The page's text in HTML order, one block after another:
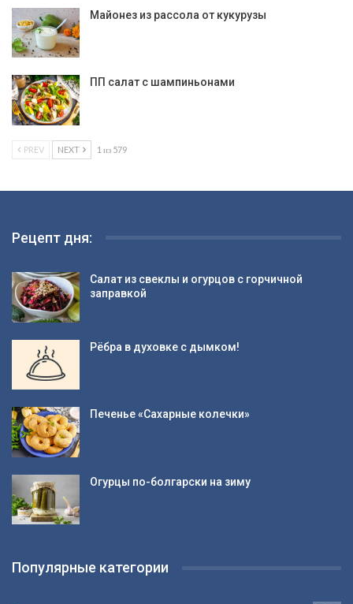
Майонез из рассола от кукурузы
ПП салат с шампиньонами
PREV NEXT 1 из 579
Рецепт дня:
Салат из свеклы и огурцов с горчичной
заправкой
Рёбра в духовке с дымком!
Печенье «Сахарные колечки»
Огурцы по-болгарски на зиму
Популярные категории